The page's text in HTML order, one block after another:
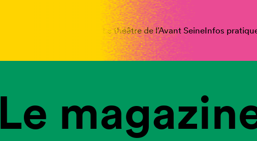
Le théâtre de l’Avant SeineInfos
Le